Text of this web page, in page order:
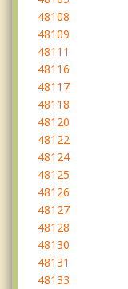
48108
48109
48111
48116
48117
48118
48120
48122
48124
48125
48126
48127
48128
48130
48131
48133